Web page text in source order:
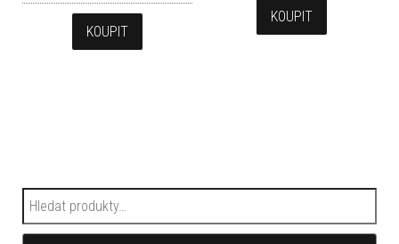
KOUPIT
KOUPIT
Hledat: